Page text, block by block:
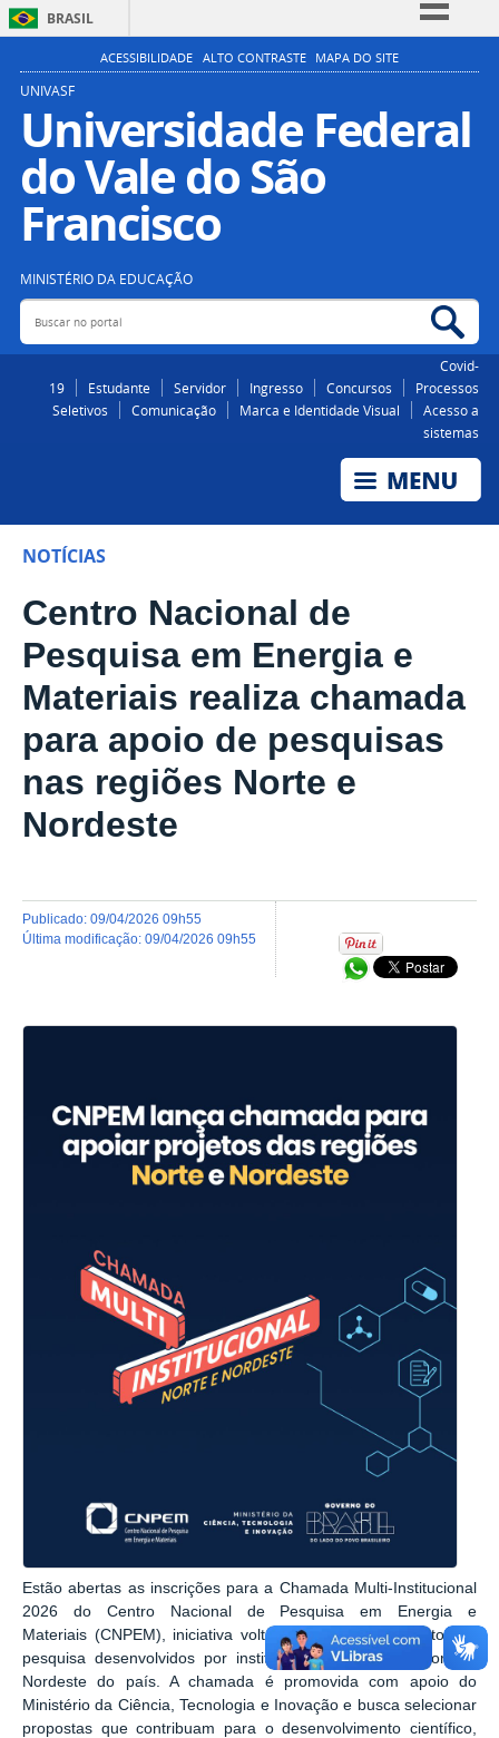
BRASIL
Simplifique!
Participe
Acesso à informação
Legislação
ACESSIBILIDADE ALTO CONTRASTE MAPA DO SITE
UNIVASF
Universidade Federal
do Vale do São
Francisco
MINISTÉRIO DA EDUCAÇÃO
Buscar no portal
Covid-
19
Estudante Servidor Ingresso Concursos
Processos
Seletivos
Comunicação Marca e Identidade Visual
Acesso a
sistemas
NOTÍCIAS
Centro Nacional de
Pesquisa em Energia e
Materiais realiza chamada
para apoio de pesquisas
nas regiões Norte e
Nordeste
Compartilhar no
publicado: 09/04/2026 09h55
última modificação: 09/04/2026 09h55
Estão abertas as inscrições para a Chamada Multi-Institucional
2026 do Centro Nacional de Pesquisa em Energia e
Materiais (CNPEM), iniciativa voltada ao apoio de projetos de
pesquisa desenvolvidos por instituições das regiões Norte e
Nordeste do país. A chamada é promovida com apoio do
Ministério da Ciência, Tecnologia e Inovação e busca selecionar
propostas que contribuam para o desenvolvimento científico,